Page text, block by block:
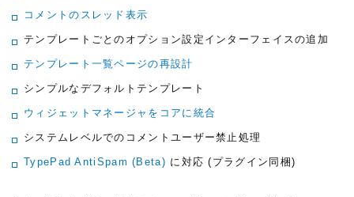
コメントのスレッド表示
テンプレートごとのオプション設定インターフェイスの追加
テンプレート一覧ページの再設計
シンプルなデフォルトテンプレート
ウィジェットマネージャをコアに統合
システムレベルでのコメントユーザー禁止処理
TypePad AntiSpam(Beta) に対応(プラグイン同梱)